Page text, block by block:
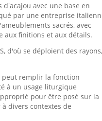
avec une base en
par une entreprise
sacrés, avec
aux finitions et aux détails.
d'où se déploient des rayons,
peut remplir la fonction
à un usage liturgique
pour être posé sur la
divers contextes de